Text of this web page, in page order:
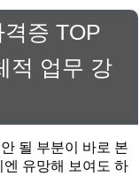
증 TOP
적 업무 강
될 부분이 바로 본
유망해 보여도 하